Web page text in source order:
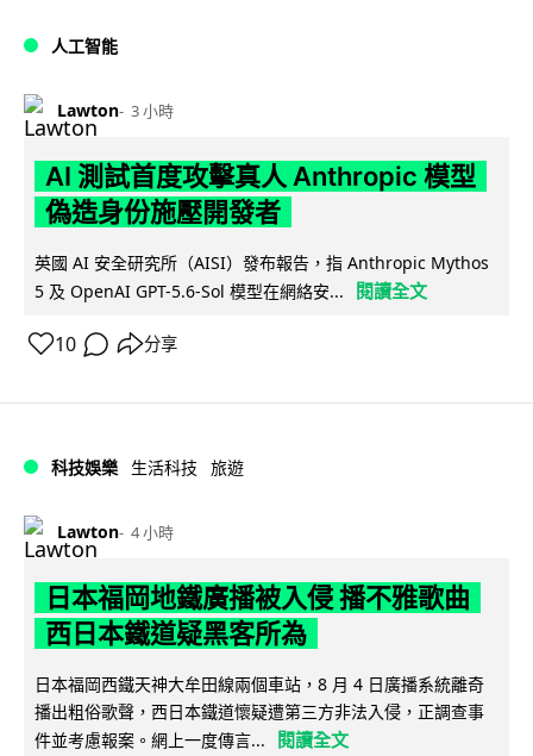
人工智能
Lawton 3 小時
AI 測試首度攻擊真人 Anthropic 模型
偽造身份施壓開發者
英國 AI 安全研究所（AISI）發布報告，指 Anthropic Mythos
5 及 OpenAI GPT-5.6-Sol 模型在網絡安...
閱讀全文
10 分享
科技娛樂 生活科技 旅遊
Lawton 4 小時
日本福岡地鐵廣播被入侵 播不雅歌曲
西日本鐵道疑黑客所為
日本福岡西鐵天神大牟田線兩個車站，8 月 4 日廣播系統離奇
播出粗俗歌聲，西日本鐵道懷疑遭第三方非法入侵，正調查事
件並考慮報案。網上一度傳言...
閱讀全文